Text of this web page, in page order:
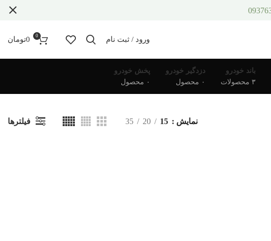
ورود / ثبت نام 0
0تومان
باند خودرو
۳ محصولات
دزدگیر خودرو
۰ محصول
پخش خودرو
۰ محصول
نمایش 15
20
35 فیلترها